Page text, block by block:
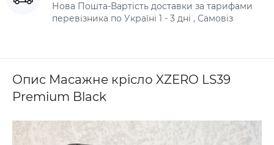
Нова Пошта-Вартість доставки за тарифами
перевізника по Україні 1 - 3 дні , Самовіз
Опис Масажне крісло XZERO LS39
Premium Black